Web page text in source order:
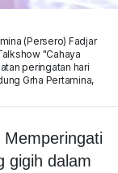
(Persero) Fadjar
"Cahaya
peringatan hari
Grha Pertamina,
gigih dalam